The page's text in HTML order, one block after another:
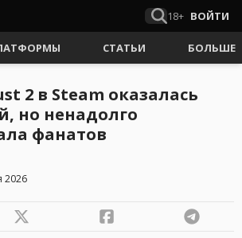
18+ ВОЙТИ
СТАТЬИ БОЛЬШЕ
2 в Steam оказалась
но ненадолго
фанатов
2026